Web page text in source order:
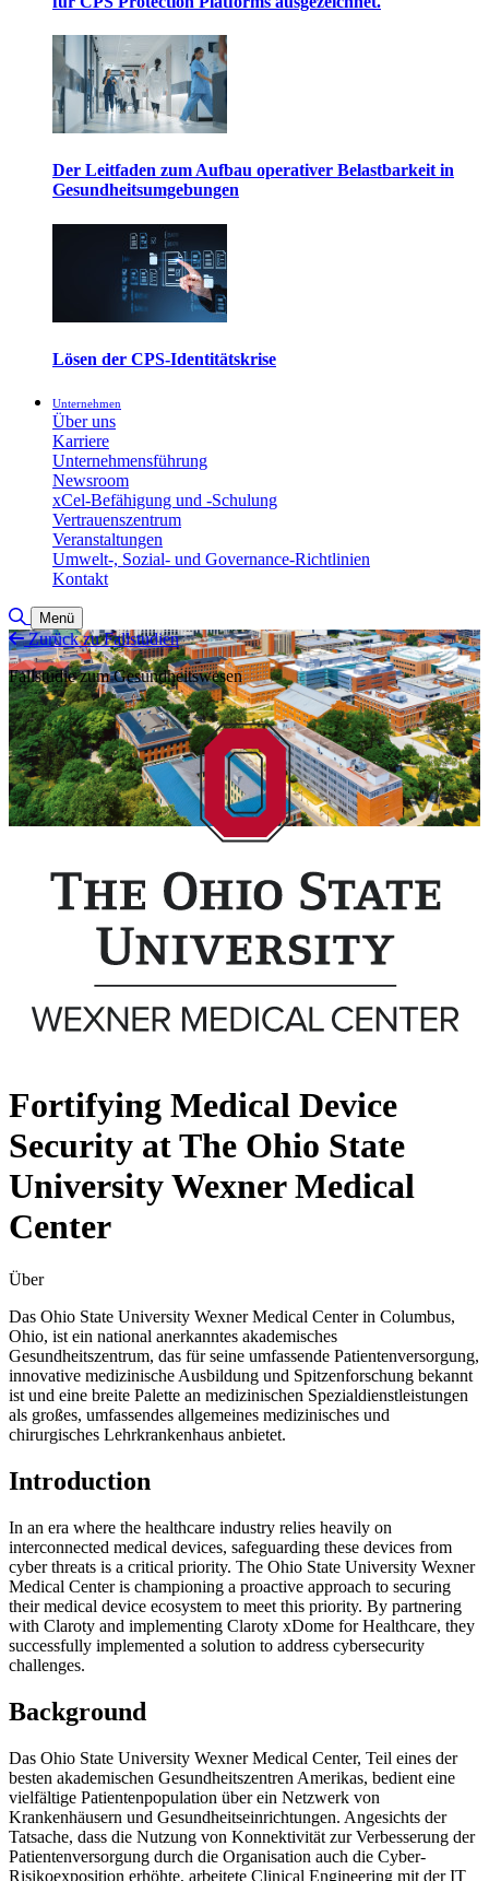
Der Leitfaden zum Aufbau operativer Belastbarkeit in
Gesundheitsumgebungen
Lösen der CPS-Identitätskrise
Unternehmen
Über uns
Karriere
Unternehmensführung
Newsroom
xCel-Befähigung und -Schulung
Vertrauenszentrum
Veranstaltungen
Umwelt-, Sozial- und Governance-Richtlinien
Kontakt
Suche umschalten
Menü
Zurück zu Fallstudien
Fallstudie zum Gesundheitswesen
Fortifying Medical Device
Security at The Ohio State
University Wexner Medical
Center
Über
Das Ohio State University Wexner Medical Center in Columbus,
Ohio, ist ein national anerkanntes akademisches
Gesundheitszentrum, das für seine umfassende Patientenversorgung,
innovative medizinische Ausbildung und Spitzenforschung bekannt
ist und eine breite Palette an medizinischen Spezialdienstleistungen
als großes, umfassendes allgemeines medizinisches und
chirurgisches Lehrkrankenhaus anbietet.
Introduction
In an era where the healthcare industry relies heavily on
interconnected medical devices, safeguarding these devices from
cyber threats is a critical priority. The Ohio State University Wexner
Medical Center is championing a proactive approach to securing
their medical device ecosystem to meet this priority. By partnering
with Claroty and implementing Claroty xDome for Healthcare, they
successfully implemented a solution to address cybersecurity
challenges.
Background
Das Ohio State University Wexner Medical Center, Teil eines der
besten akademischen Gesundheitszentren Amerikas, bedient eine
vielfältige Patientenpopulation über ein Netzwerk von
Krankenhäusern und Gesundheitseinrichtungen. Angesichts der
Tatsache, dass die Nutzung von Konnektivität zur Verbesserung der
Patientenversorgung durch die Organisation auch die Cyber-
Risikoexposition erhöhte, arbeitete Clinical Engineering mit der IT